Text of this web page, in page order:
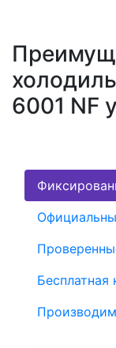
6001 NF
Бесплатная